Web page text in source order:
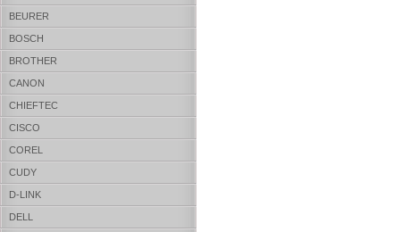
BEURER
BOSCH
BROTHER
CANON
CHIEFTEC
CISCO
COREL
CUDY
D-LINK
DELL